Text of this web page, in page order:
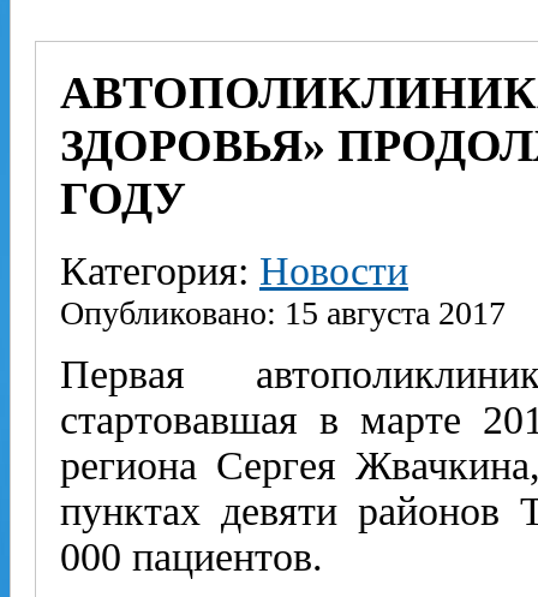
ЗДОРОВЬЯ»
ГОДУ
Категория: Новости
Опубликовано: 15 августа 2017
Первая
стартовавшая в марте
региона Сергея
пунктах девяти районов
000 пациентов.